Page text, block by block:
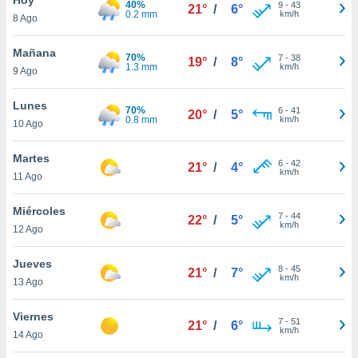
y
en
más
de
8 Ago
40%
0.2 mm
21° / 6° 9- 43
km/h
Mañana
9 Ago
70%
1.3 mm
19° / 8° 7- 38
km/h
Lunes
10 Ago
70%
0.8 mm
20° / 5° 6- 41
km/h
Martes
11 Ago
21° / 4° 6- 42
km/h
Miércoles
12 Ago
22° / 5° 7- 44
km/h
Jueves
13 Ago
21° / 7° 8- 45
km/h
Viernes
14 Ago
21° / 6° 7- 51
km/h